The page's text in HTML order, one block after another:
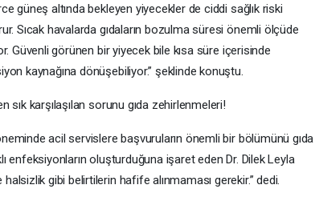
güneş altında bekleyen yiyecekler de ciddi sağlık riski
Sıcak havalarda gıdaların bozulma süresi önemli ölçüde
Güvenli görünen bir yiyecek bile kısa süre içerisinde
kaynağına dönüşebiliyor.” şeklinde konuştu.
sık karşılaşılan sorunu gıda zehirlenmeleri!
acil servislere başvuruların önemli bir bölümünü gıda
enfeksiyonların oluşturduğuna işaret eden Dr. Dilek Leyla
halsizlik gibi belirtilerin hafife alınmaması gerekir.” dedi.